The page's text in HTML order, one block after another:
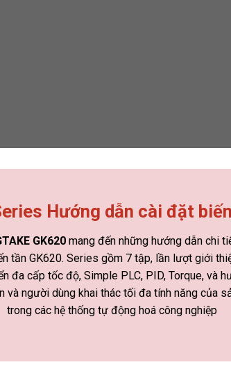
Hướng dẫn cài đặt
GK620mang đến những hướng dẫn chi
tần GK620. Series gồm 7 tập, lần lượt giới
đa cấp tốc độ, Simple PLC, PID, Torque, và
người dùng khai thác tối đa tính năng của
trong các hệ thống tự động hoá công nghiệp